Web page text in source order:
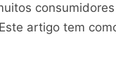
artigo tem